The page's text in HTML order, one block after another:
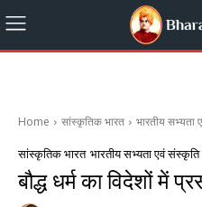
Home सांस्कृतिक भारत भारतीय सभ्यता
सांस्कृतिक भारत भारतीय सभ्यता एवं संस्कृति
बौद्ध धर्म का विदेशों में